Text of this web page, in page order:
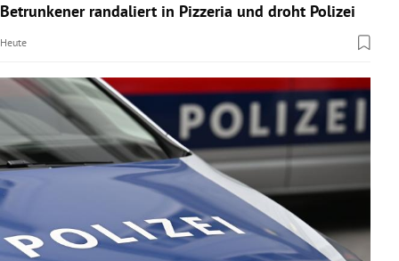
Betrunkener randaliert in Pizzeria und droht Polizei
Heute